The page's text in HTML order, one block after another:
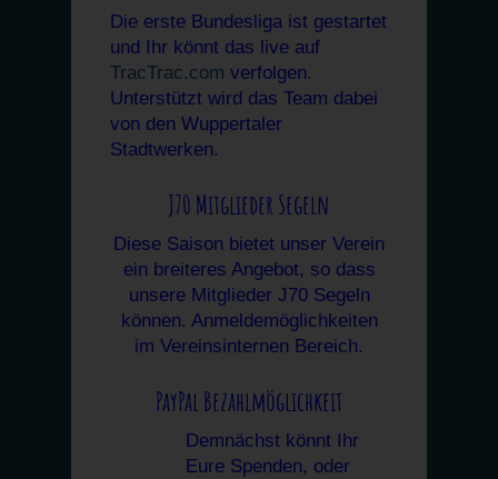
Die erste Bundesliga ist gestartet
und Ihr könnt das live auf
TracTrac.com verfolgen.
Unterstützt wird das Team dabei
von den Wuppertaler
Stadtwerken.
J70 Mitglieder Segeln
Diese Saison bietet unser Verein
ein breiteres Angebot, so dass
unsere Mitglieder J70 Segeln
können. Anmeldemöglichkeiten
im Vereinsinternen Bereich.
PayPal Bezahlmöglichkeit
Demnächst könnt Ihr
Eure Spenden, oder